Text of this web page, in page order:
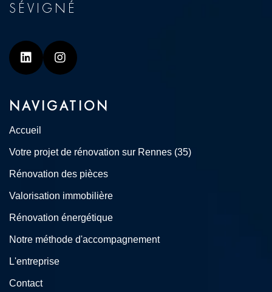
SÉVIGNÉ
Linkedin Instagram
NAVIGATION
Accueil
Votre projet de rénovation sur Rennes (35)
Rénovation des pièces
Valorisation immobilière
Rénovation énergétique
Notre méthode d'accompagnement
L'entreprise
Contact